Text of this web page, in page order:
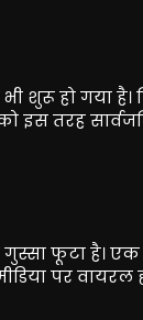
शुरू हो गया है।
इस तरह
फूटा है।
पर वायरल